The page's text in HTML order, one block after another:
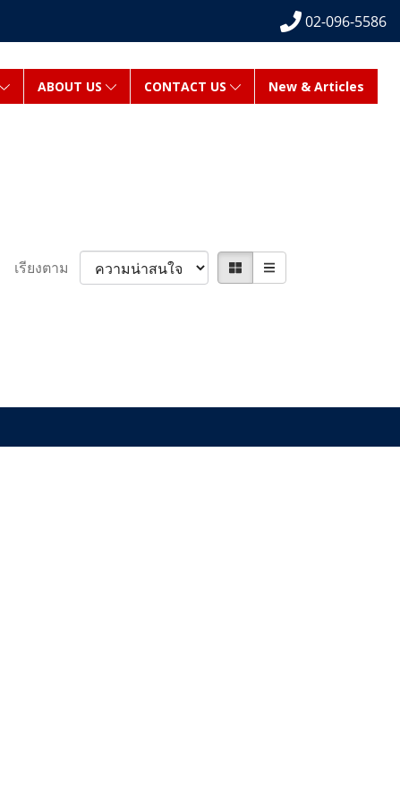
02-096-5586
ABOUT US CONTACT US New & Articles
เรียงตาม